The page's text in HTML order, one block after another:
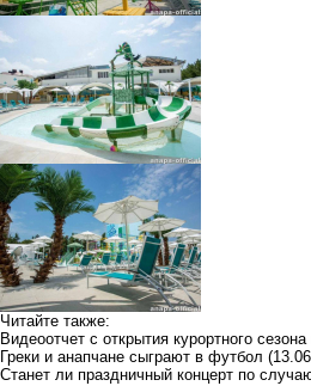
Читайте также:
Видеоотчет с открытия курортного
Греки и анапчане сыграют в футбол
Станет ли праздничный концерт по